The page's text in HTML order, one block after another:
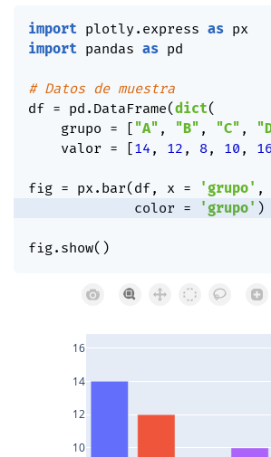
10
12
14
16
import plotly. express as
import pandas as pd
# Datos de muestra
df = pd . DataFrame(dict(
    grupo
= [ "A" , "B" , "C" ,
    valor
= [14, 12 , 8, 10 , 16
fig = px. bar( df, x = 'grupo' ,
             color
= 'grupo' )
fig. show( )